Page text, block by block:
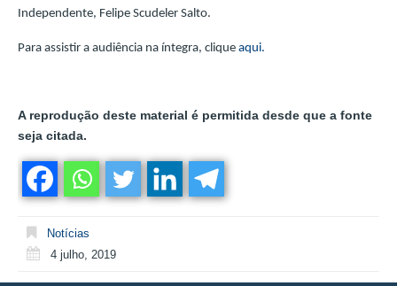
Independente, Felipe Scudeler Salto.
Para assistir a audiência na íntegra, clique aqui.
A reprodução deste material é permitida desde que a fonte
seja citada.
Notícias
4 julho, 2019